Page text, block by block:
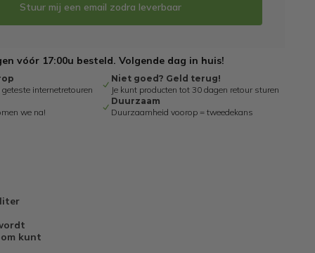
Stuur mij een email zodra leverbaar
vóór 17:00u besteld. Volgende dag in huis!
internetretouren
Niet goed? Geld terug!
Je kunt producten tot 30 dagen retour sturen
we na!
Duurzaam
Duurzaamheid voorop = tweedekans
kunt